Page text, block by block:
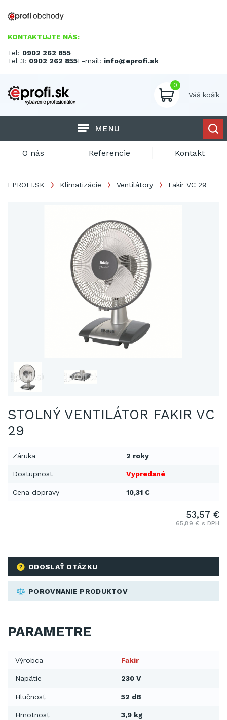
KONTAKTUJTE NÁS:
Tel: 0902 262 855
Tel 3: 0902 262 855E-mail: info@eprofi.sk
0
Váš košík
MENU
O nás Referencie Kontakt
EPROFI.SK Klimatizácie Ventilátory Fakir VC 29
STOLNÝ VENTILÁTOR FAKIR VC
29
Záruka 2 roky
Dostupnost Vypredané
Cena dopravy 10,31 €
ODOSLAŤ OTÁZKU
POROVNANIE PRODUKTOV
53,57 €
65,89 € s DPH
PARAMETRE
Výrobca Fakir
Napätie 230 V
Hlučnosť 52 dB
Hmotnosť 3,9 kg